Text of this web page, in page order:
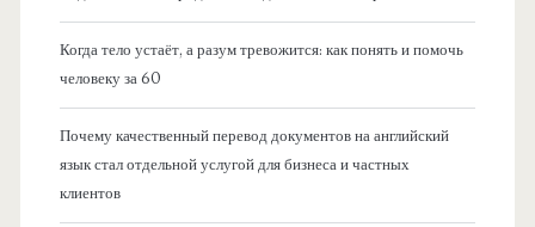
Когда тело устаёт, а разум тревожится: как понять и помочь
человеку за 60
Почему качественный перевод документов на английский
язык стал отдельной услугой для бизнеса и частных
клиентов